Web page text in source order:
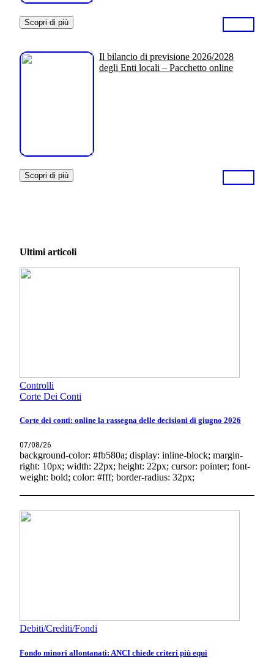
Scopri di più
Il bilancio di previsione 2026/2028
degli Enti locali – Pacchetto online
Scopri di più
Ultimi articoli
Controlli
Corte Dei Conti
Corte dei conti: online la rassegna delle decisioni di giugno 2026
07/08/26
background-color: #fb580a; display: inline-block; margin-
right: 10px; width: 22px; height: 22px; cursor: pointer; font-
weight: bold; color: #fff; border-radius: 32px;
Debiti/Crediti/Fondi
Fondo minori allontanati: ANCI chiede criteri più equi